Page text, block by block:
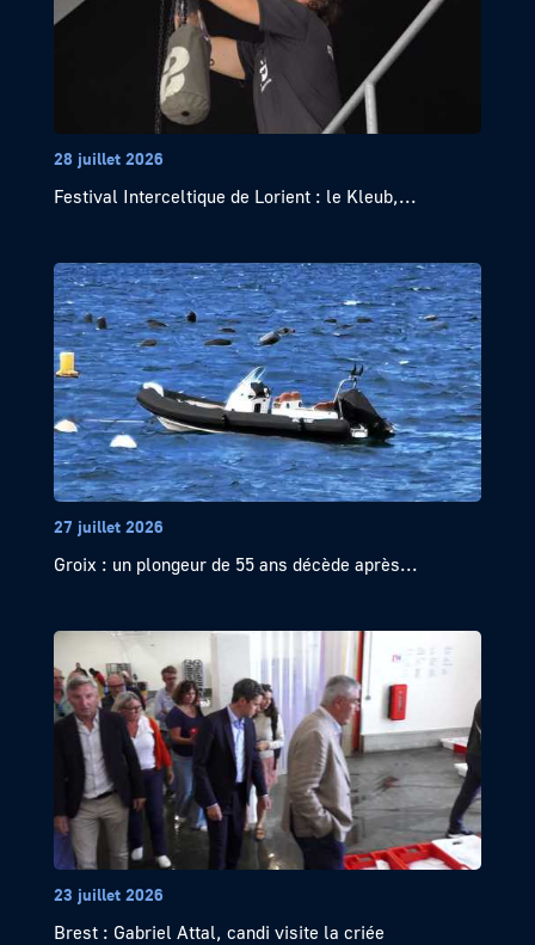
28 juillet 2026
Festival Interceltique de Lorient : le Kleub,...
27 juillet 2026
Groix : un plongeur de 55 ans décède après...
23 juillet 2026
Brest : Gabriel Attal, candi visite la criée